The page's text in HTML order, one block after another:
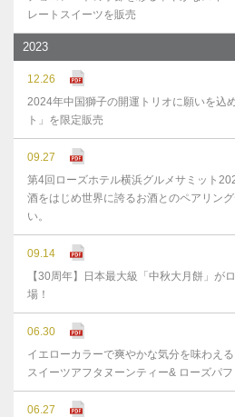
レートスイーツを販売
2023
12.26
2024年中国獅子の開運トリオに願いを込
ト」を限定販売
09.27
第4回ローズホテル横浜グルメサミット
酒をはじめ世界に誇るお酒とのペアリン
い。
09.14
【30周年】日本最大級「中秋大月餅」が
場！
06.30
イエローカラーで爽やかな気分を味わえ
スイーツアフタヌーンティー& ローズパフ
06.27